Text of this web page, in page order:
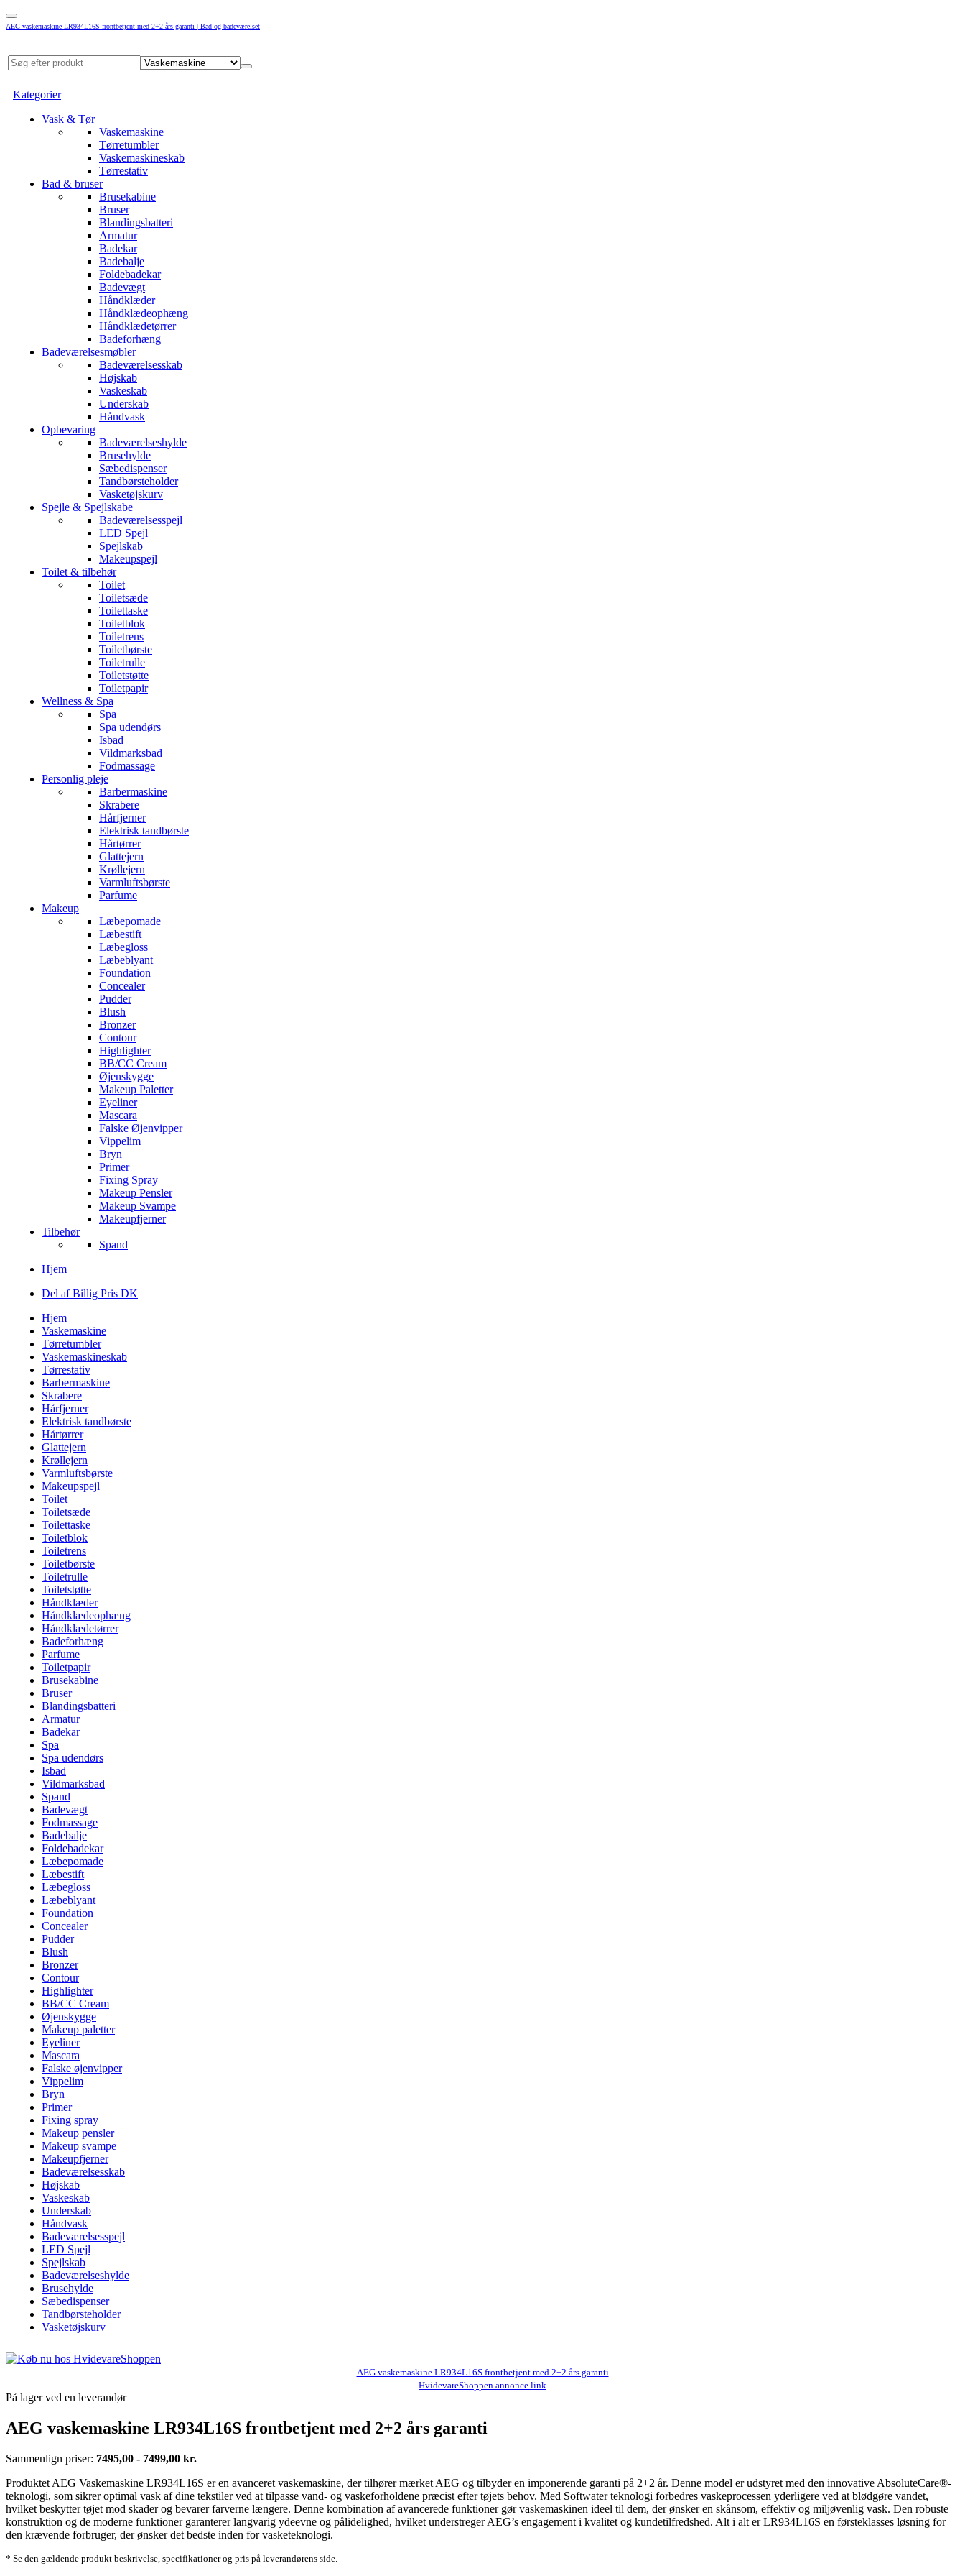
AEG vaskemaskine LR934L16S frontbetjent med 2+2 års garanti | Bad og badeværelset
Kategorier
Vask & Tør
Vaskemaskine
Tørretumbler
Vaskemaskineskab
Tørrestativ
Bad & bruser
Brusekabine
Bruser
Blandingsbatteri
Armatur
Badekar
Badebalje
Foldebadekar
Badevægt
Håndklæder
Håndklædeophæng
Håndklædetørrer
Badeforhæng
Badeværelsesmøbler
Badeværelsesskab
Højskab
Vaskeskab
Underskab
Håndvask
Opbevaring
Badeværelseshylde
Brusehylde
Sæbedispenser
Tandbørsteholder
Vasketøjskurv
Spejle & Spejlskabe
Badeværelsesspejl
LED Spejl
Spejlskab
Makeupspejl
Toilet & tilbehør
Toilet
Toiletsæde
Toilettaske
Toiletblok
Toiletrens
Toiletbørste
Toiletrulle
Toiletstøtte
Toiletpapir
Wellness & Spa
Spa
Spa udendørs
Isbad
Vildmarksbad
Fodmassage
Personlig pleje
Barbermaskine
Skrabere
Hårfjerner
Elektrisk tandbørste
Hårtørrer
Glattejern
Krøllejern
Varmluftsbørste
Parfume
Makeup
Læbepomade
Læbestift
Læbegloss
Læbeblyant
Foundation
Concealer
Pudder
Blush
Bronzer
Contour
Highlighter
BB/CC Cream
Øjenskygge
Makeup Paletter
Eyeliner
Mascara
Falske Øjenvipper
Vippelim
Bryn
Primer
Fixing Spray
Makeup Pensler
Makeup Svampe
Makeupfjerner
Tilbehør
Spand
Hjem
Del af Billig Pris DK
Hjem
Vaskemaskine
Tørretumbler
Vaskemaskineskab
Tørrestativ
Barbermaskine
Skrabere
Hårfjerner
Elektrisk tandbørste
Hårtørrer
Glattejern
Krøllejern
Varmluftsbørste
Makeupspejl
Toilet
Toiletsæde
Toilettaske
Toiletblok
Toiletrens
Toiletbørste
Toiletrulle
Toiletstøtte
Håndklæder
Håndklædeophæng
Håndklædetørrer
Badeforhæng
Parfume
Toiletpapir
Brusekabine
Bruser
Blandingsbatteri
Armatur
Badekar
Spa
Spa udendørs
Isbad
Vildmarksbad
Spand
Badevægt
Fodmassage
Badebalje
Foldebadekar
Læbepomade
Læbestift
Læbegloss
Læbeblyant
Foundation
Concealer
Pudder
Blush
Bronzer
Contour
Highlighter
BB/CC Cream
Øjenskygge
Makeup paletter
Eyeliner
Mascara
Falske øjenvipper
Vippelim
Bryn
Primer
Fixing spray
Makeup pensler
Makeup svampe
Makeupfjerner
Badeværelsesskab
Højskab
Vaskeskab
Underskab
Håndvask
Badeværelsesspejl
LED Spejl
Spejlskab
Badeværelseshylde
Brusehylde
Sæbedispenser
Tandbørsteholder
Vasketøjskurv
AEG vaskemaskine LR934L16S frontbetjent med 2+2 års garanti
HvidevareShoppen annonce link
På lager ved en leverandør
AEG vaskemaskine LR934L16S frontbetjent med 2+2 års garanti
Sammenlign priser: 7495,00 - 7499,00 kr.
Produktet AEG Vaskemaskine LR934L16S er en avanceret vaskemaskine, der tilhører mærket AEG og tilbyder en imponerende garanti på 2+2 år. Denne model er udstyret med den innovative AbsoluteCare®-
teknologi, som sikrer optimal vask af dine tekstiler ved at tilpasse vand- og vaskeforholdene præcist efter tøjets behov. Med Softwater teknologi forbedres vaskeprocessen yderligere ved at blødgøre vandet,
hvilket beskytter tøjet mod skader og bevarer farverne længere. Denne kombination af avancerede funktioner gør vaskemaskinen ideel til dem, der ønsker en skånsom, effektiv og miljøvenlig vask. Den robuste
konstruktion og de moderne funktioner garanterer langvarig ydeevne og pålidelighed, hvilket understreger AEG’s engagement i kvalitet og kundetilfredshed. Alt i alt er LR934L16S en førsteklasses løsning for
den krævende forbruger, der ønsker det bedste inden for vasketeknologi.
* Se den gældende produkt beskrivelse, specifikationer og pris på leverandørens side.